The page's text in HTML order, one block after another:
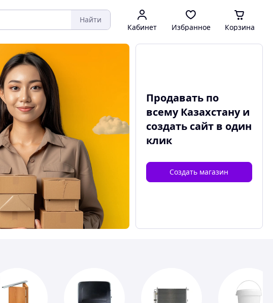
Найти
Кабинет Избранное Корзина
Продавать по
всему Казахстану и
создать сайтв один
клик
Создать магазин